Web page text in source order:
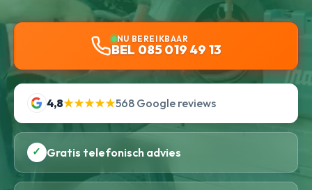
NU BEREIKBAAR
BEL 085 019 49 13
4,8★★★★★568 Google reviews
✓ Gratis telefonisch advies